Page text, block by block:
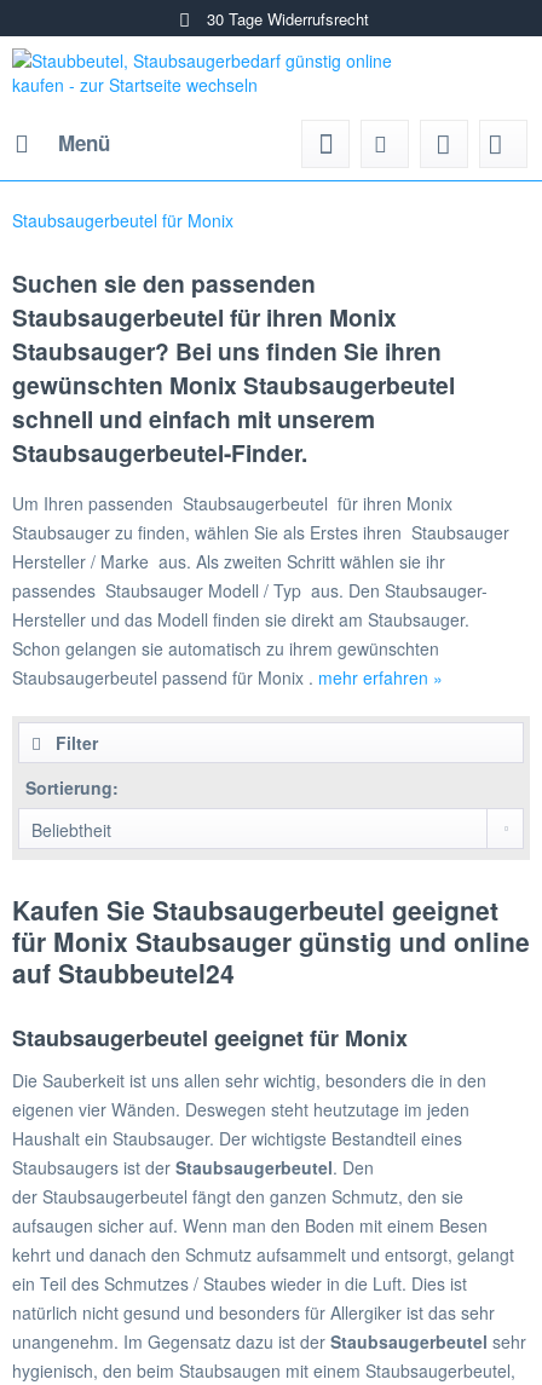
30 Tage Widerrufsrecht
Menü
Staubsaugerbeutel für Monix
Suchen sie den passenden
Staubsaugerbeutel für ihren Monix
Staubsauger? Bei uns finden Sie ihren
gewünschten Monix Staubsaugerbeutel
schnell und einfach mit unserem
Staubsaugerbeutel-Finder.
Um Ihren passenden Staubsaugerbeutel für ihren Monix
Staubsauger zu finden, wählen Sie als Erstes ihren Staubsauger
Hersteller / Marke aus. Als zweiten Schritt wählen sie ihr
passendes Staubsauger Modell / Typ aus. Den Staubsauger-
Hersteller und das Modell finden sie direkt am Staubsauger.
Schon gelangen sie automatisch zu ihrem gewünschten
Staubsaugerbeutel passend für Monix . mehr erfahren »
Filter
Sortierung:
Kaufen Sie Staubsaugerbeutel geeignet
für Monix Staubsauger günstig und online
auf Staubbeutel24
Staubsaugerbeutel geeignet für Monix
Die Sauberkeit ist uns allen sehr wichtig, besonders die in den
eigenen vier Wänden. Deswegen steht heutzutage im jeden
Haushalt ein Staubsauger. Der wichtigste Bestandteil eines
Staubsaugers ist der Staubsaugerbeutel. Den
der Staubsaugerbeutel fängt den ganzen Schmutz, den sie
aufsaugen sicher auf. Wenn man den Boden mit einem Besen
kehrt und danach den Schmutz aufsammelt und entsorgt, gelangt
ein Teil des Schmutzes / Staubes wieder in die Luft. Dies ist
natürlich nicht gesund und besonders für Allergiker ist das sehr
unangenehm. Im Gegensatz dazu ist der Staubsaugerbeutel sehr
hygienisch, den beim Staubsaugen mit einem Staubsaugerbeutel,